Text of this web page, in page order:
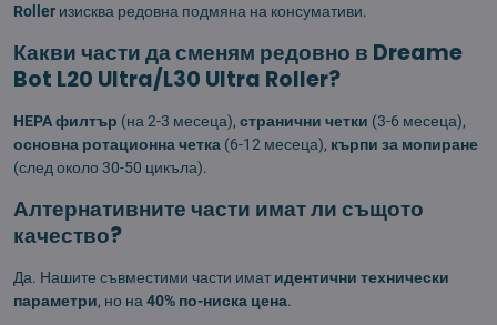
Roller изисква редовна подмяна на консумативи.
Какви части да сменям редовно в Dreame
Bot L20 Ultra/L30 Ultra Roller?
HEPA филтър (на 2-3 месеца), странични четки (3-6 месеца),
основна ротационна четка (6-12 месеца), кърпи за мопиране
(след около 30-50 цикъла).
Алтернативните части имат ли същото
качество?
Да. Нашите съвместими части имат идентични технически
параметри, но на 40% по-ниска цена.